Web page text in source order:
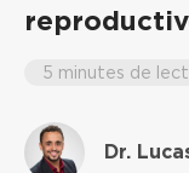
5 minutes de
Dr.